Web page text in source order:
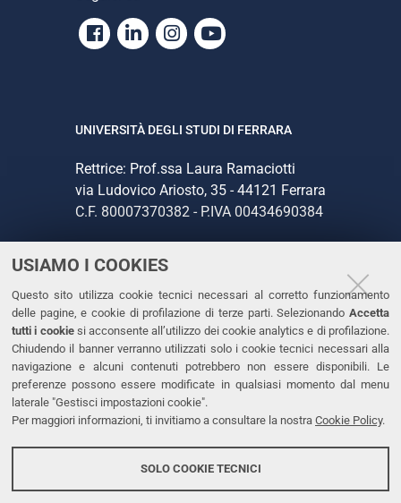
USIAMO I COOKIES
Questo sito utilizza cookie tecnici necessari al corretto funzionamento
delle pagine, e cookie di profilazione di terze parti. Selezionando Accetta
tutti i cookiesi acconsente all’utilizzo dei cookie analytics e di profilazione.
Chiudendo il banner verranno utilizzati solo i cookie tecnici necessari alla
navigazione e alcuni contenuti potrebbero non essere disponibili. Le
preferenze possono essere modificate in qualsiasi momento dal menu
laterale "Gestisci impostazioni cookie".
Per maggiori informazioni, ti invitiamo a consultare la nostra Cookie Policy.
SOLO COOKIE TECNICI
Facebook
LinkedinInstagram
Youtube
UNIVERSITÀ DEGLI STUDI DI FERRARA
Rettrice: Prof.ssa Laura Ramaciotti
via Ludovico Ariosto, 35 - 44121 Ferrara
C.F. 80007370382 - P.IVA 00434690384
CONTATTI
Tel. +39 0532 293111
Fax. +39 0532 293031
PEC
LINKS
Dichiarazione di accessibilità
Protezione dati personali